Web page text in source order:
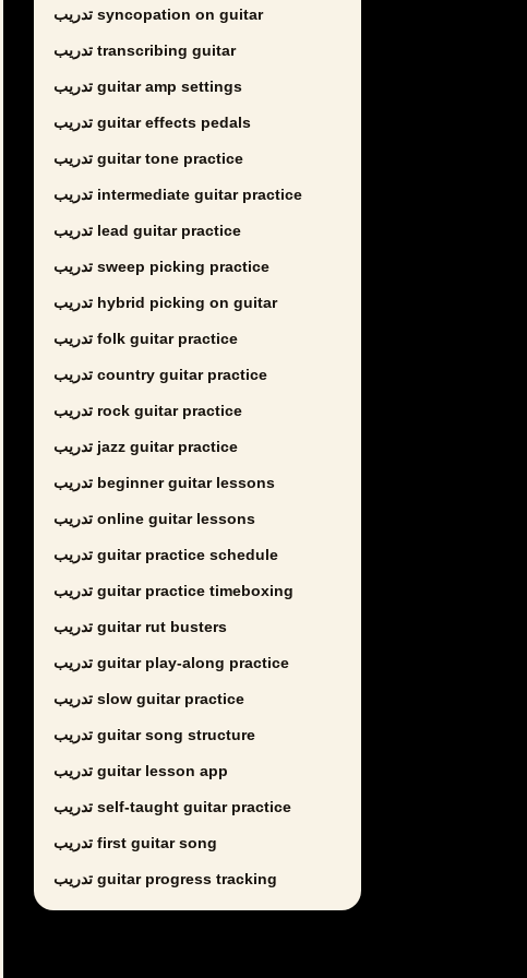
تدريب syncopation on guitar
تدريب transcribing guitar
تدريب guitar amp settings
تدريب guitar effects pedals
تدريب guitar tone practice
تدريب intermediate guitar practice
تدريب lead guitar practice
تدريب sweep picking practice
تدريب hybrid picking on guitar
تدريب folk guitar practice
تدريب country guitar practice
تدريب rock guitar practice
تدريب jazz guitar practice
تدريب beginner guitar lessons
تدريب online guitar lessons
تدريب guitar practice schedule
تدريب guitar practice timeboxing
تدريب guitar rut busters
تدريب guitar play-along practice
تدريب slow guitar practice
تدريب guitar song structure
تدريب guitar lesson app
تدريب self-taught guitar practice
تدريب first guitar song
تدريب guitar progress tracking